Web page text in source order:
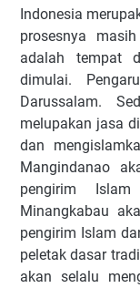
Indonesia
prosesnya
adalah tempat
dimulai.
Darussalam.
melupakan jasa
dan
Mangindanao
pengirim
Minangkabau
pengirim Islam
peletak dasar
akan selalu